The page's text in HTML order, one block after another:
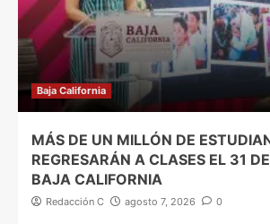
Baja California
MÁS DE UN MILLÓN DE
REGRESARÁN A CLASES EL 31
BAJA CALIFORNIA
Redacción C agosto 7, 2026 0